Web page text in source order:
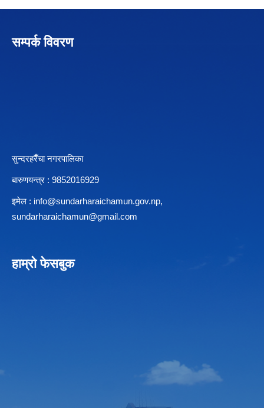
सम्पर्क विवरण
सुन्दरहरैँचा नगरपालिका
बारुणयन्त्र : 9852016929
इमेल : info@sundarharaichamun.gov.np,
sundarharaichamun@gmail.com
हाम्रो फेसबुक